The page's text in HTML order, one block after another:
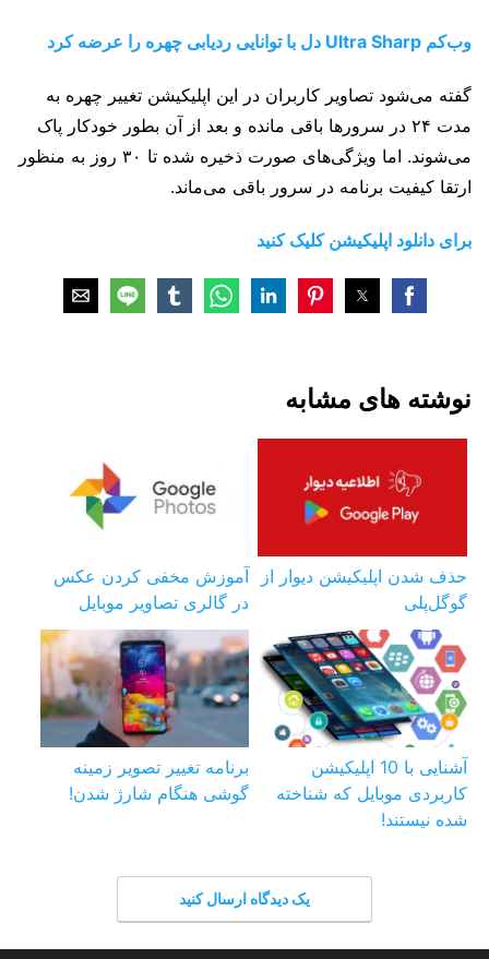
وب‌کم Ultra Sharp دل با توانایی ردیابی چهره را عرضه کرد
گفته می‌شود تصاویر کاربران در این اپلیکیشن تغییر چهره به
مدت ۲۴ در سرورها باقی مانده و بعد از آن بطور خودکار پاک
می‌شوند. اما ویژگی‌های صورت ذخیره شده تا ۳۰ روز به منظور
ارتقا کیفیت برنامه در سرور باقی می‌ماند.
برای دانلود اپلیکیشن کلیک کنید
نوشته های مشابه
حذف شدن اپلیکیشن دیوار از
گوگل‌پلی
آموزش مخفی کردن عکس
در گالری تصاویر موبایل
آشنایی با 10 اپلیکیشن
کاربردی موبایل که شناخته
شده نیستند!
برنامه تغییر تصویر زمینه
گوشی هنگام شارژ شدن!
یک دیدگاه ارسال کنید